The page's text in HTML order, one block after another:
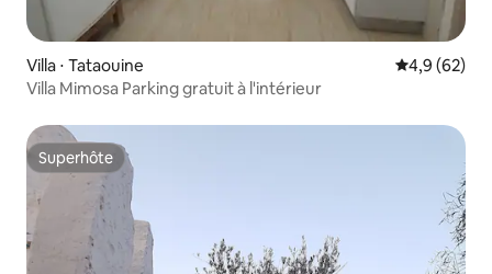
Villa ⋅ Tataouine Évaluation
4,9 (62)
Villa Mimosa Parking gratuit à l'intérieur
Superhôte
Superhôte